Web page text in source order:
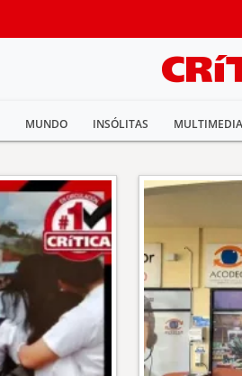
MUNDO INSÓLITAS MULTIMEDIA